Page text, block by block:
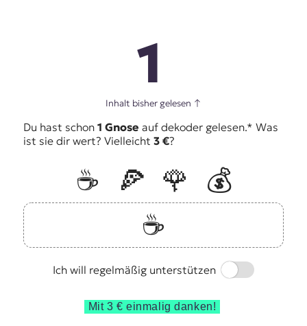
1
Inhalt bisher gelesen ↑
Du hast schon 1 Gnose auf dekoder gelesen.* Was
ist sie dir wert? Vielleicht 3 €?
☕️ 🍕 🌹
💰
☕️
Ich will regelmäßig unterstützen
Switch
Mit 3 € einmalig danken!